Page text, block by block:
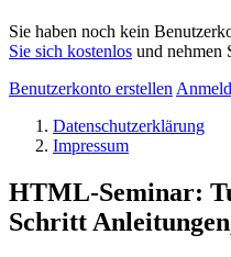
Sie haben noch kein
Sie sich kostenlos und nehmen
Benutzerkonto erstellen
Datenschutzerklärung
Impressum
HTML-Seminar:
Schritt